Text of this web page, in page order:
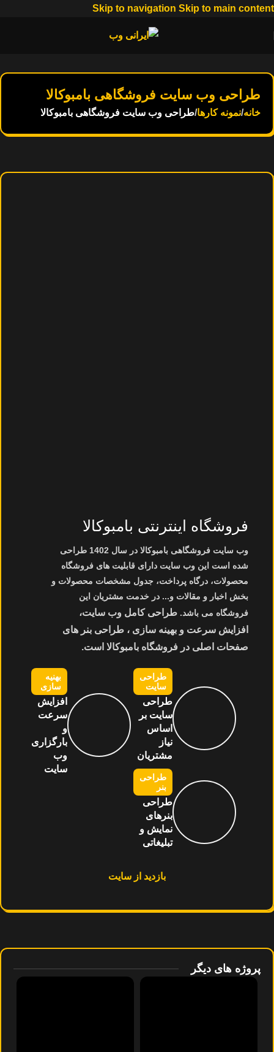
Skip to navigation Skip to main content
طراحی وب سایت فروشگاهی بامبوکالا
خانه/نمونه کارها/طراحی وب سایت فروشگاهی بامبوکالا
فروشگاه اینترنتی بامبوکالا
وب سایت فروشگاهی بامبوکالا در سال 1402 طراحی
شده است این وب سایت دارای قابلیت های فروشگاه
محصولات، درگاه پرداخت، جدول مشخصات محصولات و
بخش اخبار و مقالات و... در خدمت مشتریان این
فروشگاه می باشد. طراحی کامل وب سایت،
افزایش سرعت و بهینه سازی ، طراحی بنر های
صفحات اصلی در فروشگاه بامبوکالا است.
طراحی
سایت
طراحی
سایت بر
اساس
نیاز
مشتریان
طراحی
بنر
طراحی
بنرهای
نمایش و
تبلیغاتی
بهنیه
سازی
افزایش
سرعت
و
بارگزاری
وب
سایت
بازدید از سایت
پروژه های دیگر